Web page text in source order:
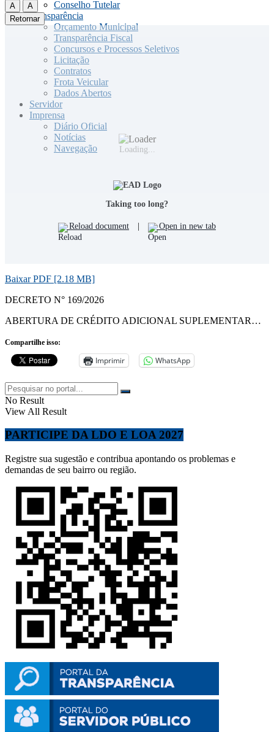
Conselho Tutelar
Transparência
Orçamento Municipal
Transparência Fiscal
Concursos e Processos Seletivos
Licitação
Contratos
Frota Veicular
Dados Abertos
Servidor
Imprensa
Diário Oficial
Notícias
Navegação
A
A
Retornar
Loading...
Taking too long?
Reload document | Open in new tab
Baixar PDF [2.18 MB]
DECRETO N° 169/2026
ABERTURA DE CRÉDITO ADICIONAL SUPLEMENTAR…
Compartilhe isso:
Imprimir WhatsApp
No Result
View All Result
PARTICIPE DA LDO E LOA 2027
Registre sua sugestão e contribua apontando os problemas e
demandas de seu bairro ou região.